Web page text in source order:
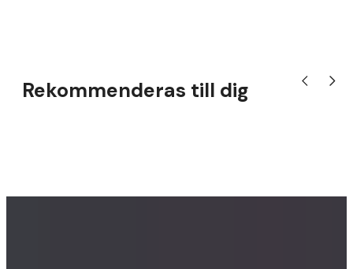
Rekommenderas till dig Visa tidigare
Visa